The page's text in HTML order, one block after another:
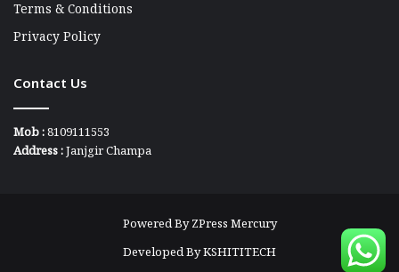
Terms & Conditions
Privacy Policy
Contact Us
Mob :8109111553
Address :Janjgir Champa
Powered ByZPress Mercury
Developed ByKSHITITECH